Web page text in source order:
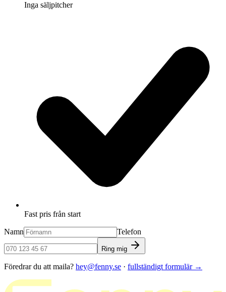
Inga säljpitcher
Fast pris från start
Namn Telefon
Ring mig
Föredrar du att maila? hey@fenny.se · fullständigt formulär→